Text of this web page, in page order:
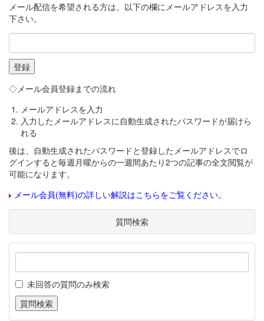
メール配信を希望される方は、以下の欄にメールアドレスを入力
下さい。
◇メール会員登録までの流れ
メールアドレスを入力
入力したメールアドレスに自動生成されたパスワードが届けら
れる
後は、自動生成されたパスワードと登録したメールアドレスでロ
グインすると毎週月曜からの一週間あたり2つの記事の全文閲覧が
可能になります。
メール会員(無料)の詳しい解説はこちらをご覧ください。
質問検索
未回答の質問のみ検索